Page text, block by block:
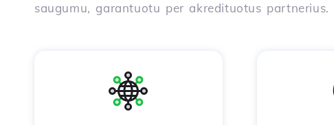
saugumu, garantuotu per akredituotus